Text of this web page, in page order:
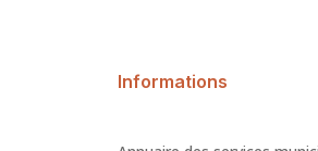
Informations